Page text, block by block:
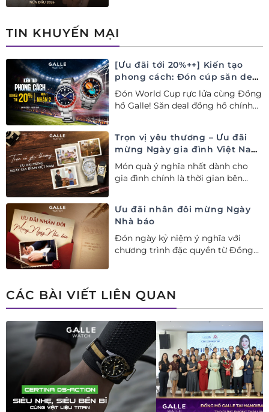
TIN KHUYẾN MẠI
[Ưu đãi tới 20%++] Kiến tạo
phong cách: Đón cúp săn deal
– Siêu ưu đãi đồng hành cùng
World Cup
Đón World Cup rực lửa cùng Đồng
hồ Galle! Săn deal đồng hồ chính
Trọn vị yêu thương – Ưu đãi
mừng Ngày gia đình Việt Nam
28/06
Món quà ý nghĩa nhất dành cho
gia đình chính là thời gian bên
Gia đình Việt Nam.
Ưu đãi nhân đôi mừng Ngày
Nhà báo
Đón ngày kỷ niệm ý nghĩa với
chương trình đặc quyền từ Đồng
CÁC BÀI VIẾT LIÊN QUAN